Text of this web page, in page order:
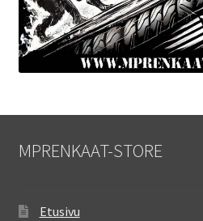
MPRENKAAT-STORE
Etusivu